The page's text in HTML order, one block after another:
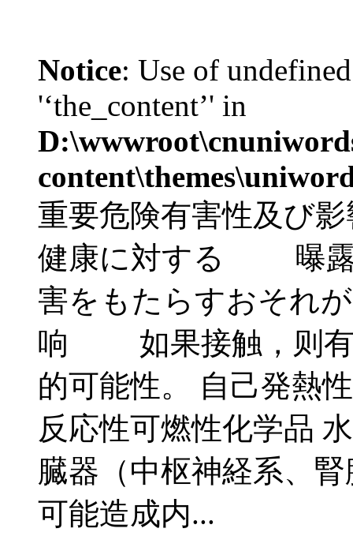
Notice: Use of
'‘the_content’' in
重要危険有害性及び
健康に対する 曝露
害をもたらすおそれ
响 如果接触，则有
的可能性。 自己発熱
反応性可燃性化学品
臓器（中枢神経系、
可能造成内...